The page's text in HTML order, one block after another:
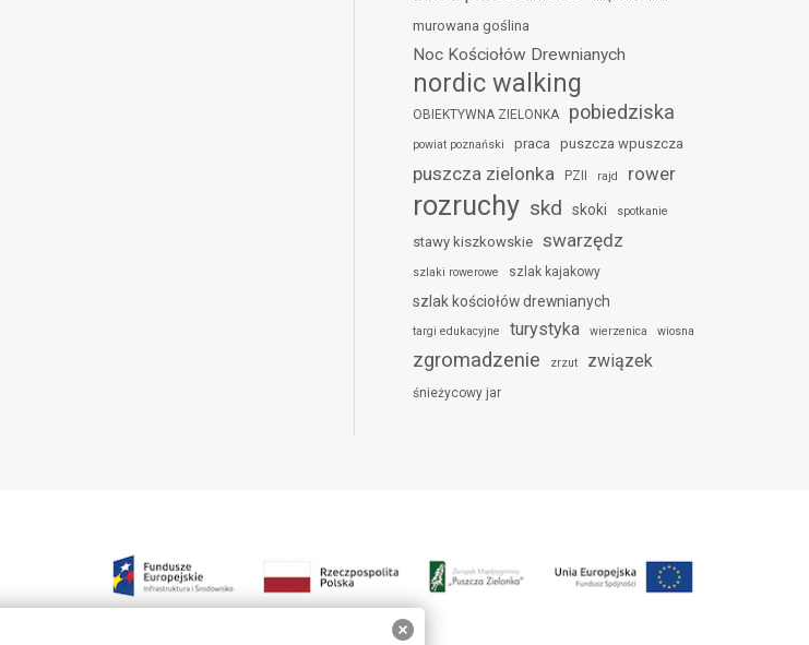
murowana goślina
Noc Kościołów Drewnianych
nordic walking
OBIEKTYWNA ZIELONKA pobiedziska
powiat poznański praca puszcza wpuszcza
puszcza zielonka PZII rajd rower
rozruchy skd skoki spotkanie
stawy kiszkowskie swarzędz
szlaki rowerowe szlak kajakowy
szlak kościołów drewnianych
targi edukacyjne turystyka wierzenica wiosna
zgromadzenie zrzut związek
śnieżycowy jar